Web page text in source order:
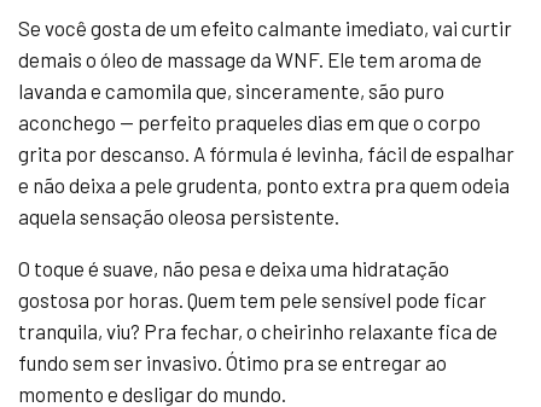
Se você gosta de um efeito calmante imediato, vai curtir
demais o óleo de massage da WNF. Ele tem aroma de
lavanda e camomila que, sinceramente, são puro
aconchego — perfeito praqueles dias em que o corpo
grita por descanso. A fórmula é levinha, fácil de espalhar
e não deixa a pele grudenta, ponto extra pra quem odeia
aquela sensação oleosa persistente.
O toque é suave, não pesa e deixa uma hidratação
gostosa por horas. Quem tem pele sensível pode ficar
tranquila, viu? Pra fechar, o cheirinho relaxante fica de
fundo sem ser invasivo. Ótimo pra se entregar ao
momento e desligar do mundo.